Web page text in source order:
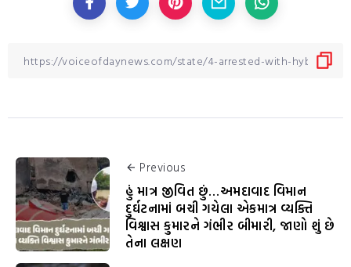
Previous
હું માત્ર જીવિત છું…અમદાવાદ વિમાન
દુર્ઘટનામાં બચી ગયેલા એકમાત્ર વ્યક્તિ
વિશ્વાસ કુમારને ગંભીર બીમારી, જાણો શું છે
તેના લક્ષણ